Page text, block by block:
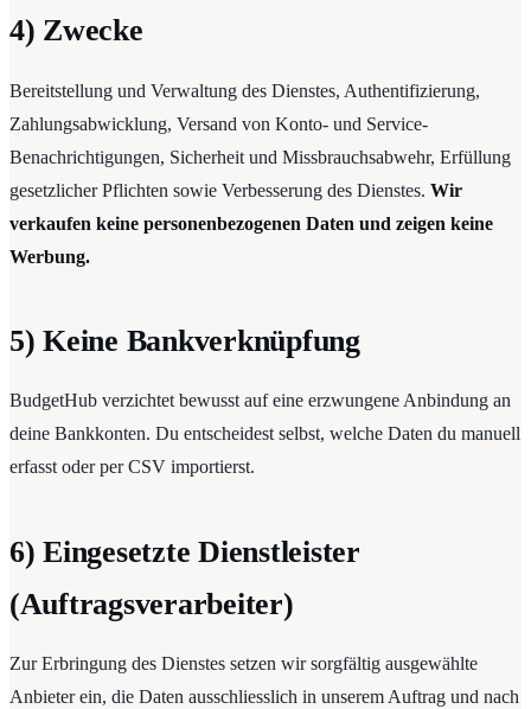
4) Zwecke
Bereitstellung und Verwaltung des Dienstes, Authentifizierung,
Zahlungsabwicklung, Versand von Konto- und Service-
Benachrichtigungen, Sicherheit und Missbrauchsabwehr, Erfüllung
gesetzlicher Pflichten sowie Verbesserung des Dienstes. Wir
verkaufen keine personenbezogenen Daten und zeigen keine
Werbung.
5) Keine Bankverknüpfung
BudgetHub verzichtet bewusst auf eine erzwungene Anbindung an
deine Bankkonten. Du entscheidest selbst, welche Daten du manuell
erfasst oder per CSV importierst.
6) Eingesetzte Dienstleister
(Auftragsverarbeiter)
Zur Erbringung des Dienstes setzen wir sorgfältig ausgewählte
Anbieter ein, die Daten ausschliesslich in unserem Auftrag und nach